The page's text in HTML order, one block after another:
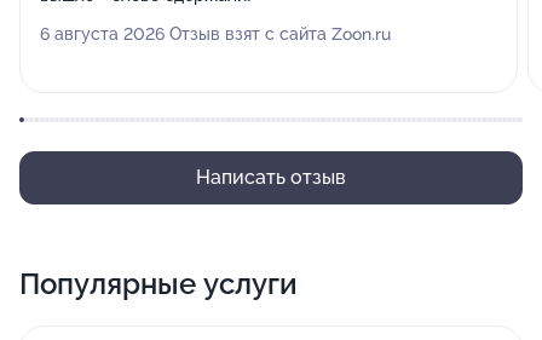
6 августа 2026 Отзыв взят с сайта Zoon.ru
Написать отзыв
Популярные услуги